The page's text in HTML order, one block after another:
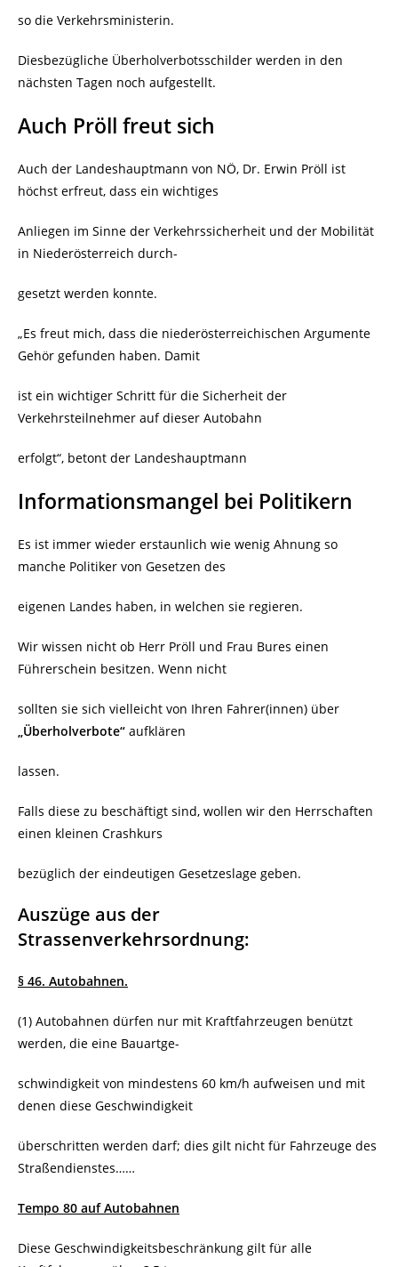
so die Verkehrsministerin.
Diesbezügliche Überholverbotsschilder werden in den
nächsten Tagen noch aufgestellt.
Auch Pröll freut sich
Auch der Landeshauptmann von NÖ, Dr. Erwin Pröll ist
höchst erfreut, dass ein wichtiges
Anliegen im Sinne der Verkehrssicherheit und der Mobilität
in Niederösterreich durch-
gesetzt werden konnte.
„Es freut mich, dass die niederösterreichischen Argumente
Gehör gefunden haben. Damit
ist ein wichtiger Schritt für die Sicherheit der
Verkehrsteilnehmer auf dieser Autobahn
erfolgt“, betont der Landeshauptmann
Informationsmangel bei Politikern
Es ist immer wieder erstaunlich wie wenig Ahnung so
manche Politiker von Gesetzen des
eigenen Landes haben, in welchen sie regieren.
Wir wissen nicht ob Herr Pröll und Frau Bures einen
Führerschein besitzen. Wenn nicht
sollten sie sich vielleicht von Ihren Fahrer(innen) über
„Überholverbote“ aufklären
lassen.
Falls diese zu beschäftigt sind, wollen wir den Herrschaften
einen kleinen Crashkurs
bezüglich der eindeutigen Gesetzeslage geben.
Auszüge aus der
Strassenverkehrsordnung:
§ 46. Autobahnen.
(1) Autobahnen dürfen nur mit Kraftfahrzeugen benützt
werden, die eine Bauartge-
schwindigkeit von mindestens 60 km/h aufweisen und mit
denen diese Geschwindigkeit
überschritten werden darf; dies gilt nicht für Fahrzeuge des
Straßendienstes……
Tempo 80 auf Autobahnen
Diese Geschwindigkeitsbeschränkung gilt für alle